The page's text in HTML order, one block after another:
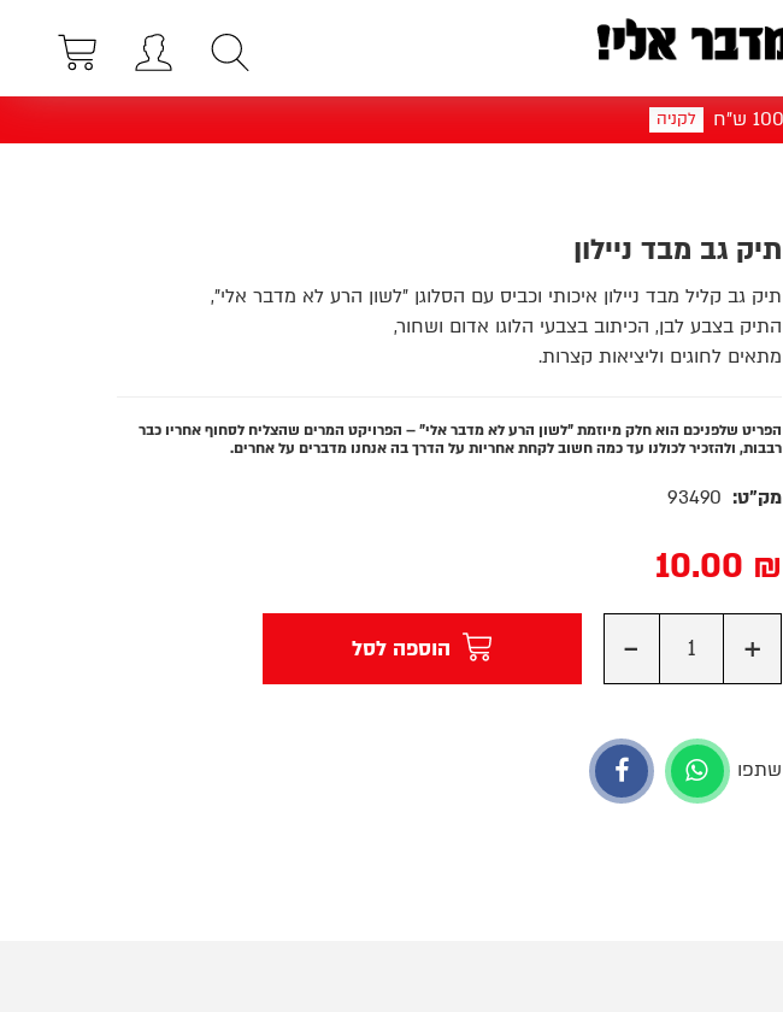
לקניה
תיק גב מבד ניילון
תיק גב קליל מבד ניילון איכותי וכביס עם הסלוגן "לשון הרע לא מדבר אלי",
התיק בצבע לבן, הכיתוב בצבעי הלוגו אדום ושחור,
מתאים לחוגים וליציאות קצרות.
הפריט שלפניכם הוא חלק מיוזמת "לשון הרע לא מדבר אלי" – הפרויקט המרים שהצליח לסחוף אחריו כבר
רבבות, ולהזכיר לכולנו עד כמה חשוב לקחת אחריות על הדרך בה אנחנו מדברים על אחרים.
מק"ט: 93490
10.00 ₪
+
- הוספה לסל
שתפו